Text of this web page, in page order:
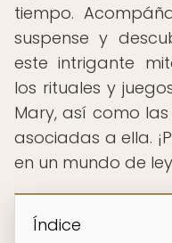
tiempo.
suspense y
este intrigante
los rituales y
Mary, así como
asociadas a ella.
en un mundo de
Índice